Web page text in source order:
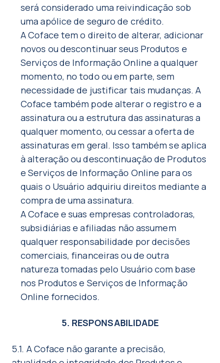
será considerado uma reivindicação sob
uma apólice de seguro de crédito.
A Coface tem o direito de alterar, adicionar
novos ou descontinuar seus Produtos e
Serviços de Informação Online a qualquer
momento, no todo ou em parte, sem
necessidade de justificar tais mudanças. A
Coface também pode alterar o registro e a
assinatura ou a estrutura das assinaturas a
qualquer momento, ou cessar a oferta de
assinaturas em geral. Isso também se aplica
à alteração ou descontinuação de Produtos
e Serviços de Informação Online para os
quais o Usuário adquiriu direitos mediante a
compra de uma assinatura.
A Coface e suas empresas controladoras,
subsidiárias e afiliadas não assumem
qualquer responsabilidade por decisões
comerciais, financeiras ou de outra
natureza tomadas pelo Usuário com base
nos Produtos e Serviços de Informação
Online fornecidos.
5. RESPONSABILIDADE
5.1. A Coface não garante a precisão,